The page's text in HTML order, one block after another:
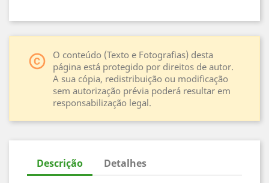
copyright
O conteúdo (Texto e Fotografias) desta
página está protegido por direitos de autor.
A sua cópia, redistribuição ou modificação
sem autorização prévia poderá resultar em
responsabilização legal.
Descrição Detalhes